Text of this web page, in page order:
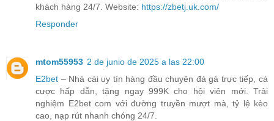
khách hàng 24/7. Website: https://zbetj.uk.com/
Responder
mtom55953 2 de junio de 2025 a las 22:00
E2bet – Nhà cái uy tín hàng đầu chuyên đá gà trực tiếp, cá
cược hấp dẫn, tặng ngay 999K cho hội viên mới. Trải
nghiệm E2bet com với đường truyền mượt mà, tỷ lệ kèo
cao, nạp rút nhanh chóng 24/7.